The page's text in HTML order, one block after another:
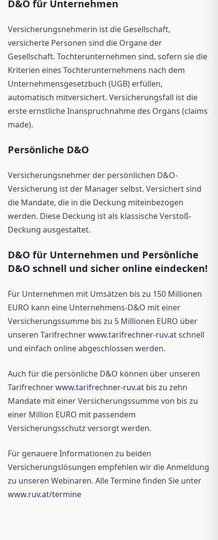
D&O für Unternehmen
Versicherungsnehmerin ist die Gesellschaft,
versicherte Personen sind die Organe der
Gesellschaft. Tochterunternehmen sind, sofern sie die
Kriterien eines Tochterunternehmens nach dem
Unternehmensgesetzbuch (UGB) erfüllen,
automatisch mitversichert. Versicherungsfall ist die
erste ernstliche Inanspruchnahme des Organs (claims
made).
Persönliche D&O
Versicherungsnehmer der persönlichen D&O-
Versicherung ist der Manager selbst. Versichert sind
die Mandate, die in die Deckung miteinbezogen
werden. Diese Deckung ist als klassische Verstoß-
Deckung ausgestaltet.
D&O für Unternehmen und Persönliche
D&O schnell und sicher online eindecken!
Für Unternehmen mit Umsätzen bis zu 150 Millionen
EURO kann eine Unternehmens-D&O mit einer
Versicherungssumme bis zu 5 Millionen EURO über
unseren Tarifrechnerwww.tarifrechner-ruv.atschnell
und einfach online abgeschlossen werden.
Auch für die persönliche D&O können über unseren
Tarifrechnerwww.tarifrechner-ruv.at bis zu zehn
Mandate mit einer Versicherungssumme von bis zu
einer Million EURO mit passendem
Versicherungsschutz versorgt werden.
Für genauere Informationen zu beiden
Versicherungslösungen empfehlen wir die Anmeldung
zu unseren Webinaren. Alle Termine finden Sie unter
www.ruv.at/termine